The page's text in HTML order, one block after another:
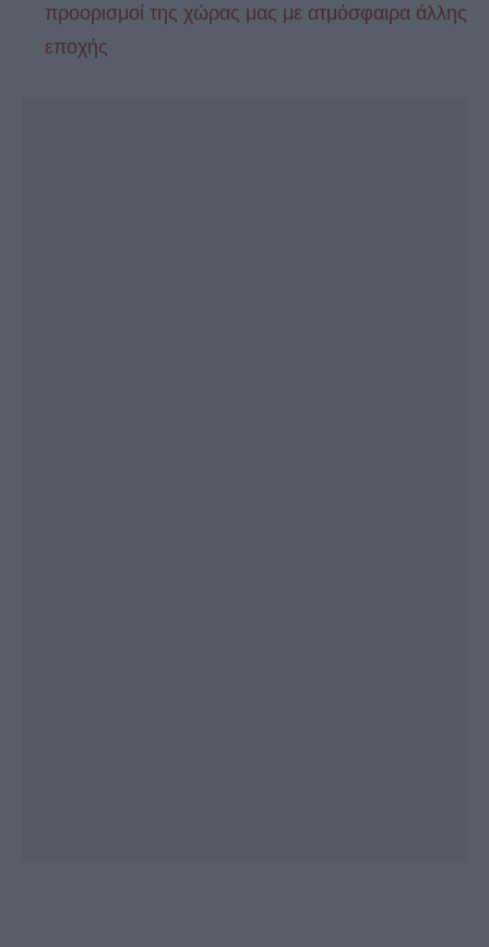
προορισμοί της χώρας μας με ατμόσφαιρα άλλης
εποχής